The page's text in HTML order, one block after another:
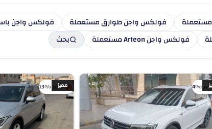
فولكس واجن طوارق مستعملة فولكس واجن
فولكس واجن Arteon مستعملة بحث
%4 خصم %13مميز